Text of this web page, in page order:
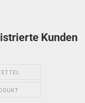
Kunden